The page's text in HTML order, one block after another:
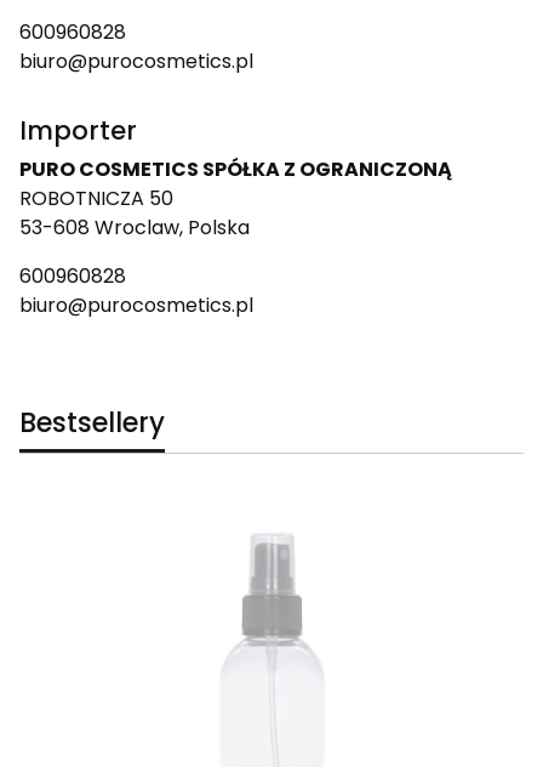
600960828
biuro@purocosmetics.pl
Importer
PURO COSMETICS SPÓŁKA Z OGRANICZONĄ
ROBOTNICZA 50
53-608 Wroclaw, Polska
600960828
biuro@purocosmetics.pl
Bestsellery